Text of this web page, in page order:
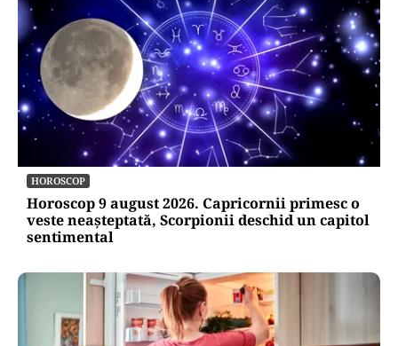
HOROSCOP
Horoscop 9 august 2026. Capricornii primesc o
veste neașteptată, Scorpionii deschid un capitol
sentimental